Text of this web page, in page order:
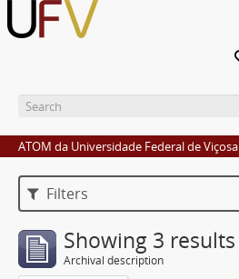
ATOM da Universidade Federal de Viçosa
Filters
Showing 3 results
Archival description